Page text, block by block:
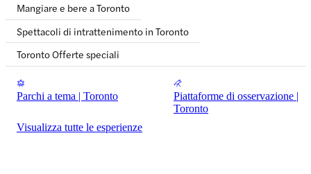
Mangiare e bere a Toronto
Spettacoli di intrattenimento in Toronto
Toronto Offerte speciali
Parchi a tema | Toronto
Piattaforme di osservazione |
Toronto
Visualizza tutte le esperienze